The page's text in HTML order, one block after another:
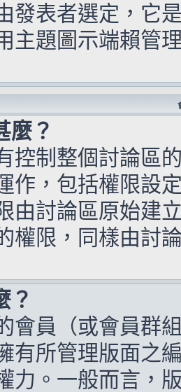
發表者選定，它
主題圖示端賴管
麼？
控制整個討論區
作，包括權限設
由討論區原始建
權限，同樣由討
？
會員（或會員群
有所管理版面之
力。一般而言，